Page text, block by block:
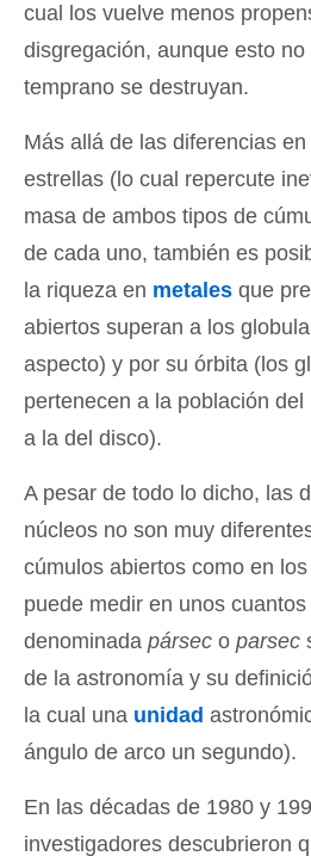
cual los vuelve menos
disgregación, aunque esto
temprano se destruyan.
Más allá de las diferencias
estrellas (lo cual repercute
masa de ambos tipos de
de cada uno, también es
la riqueza en metales que
abiertos superan a los
aspecto) y por su órbita (los
pertenecen a la población
a la del disco).
A pesar de todo lo dicho, las
núcleos no son muy
cúmulos abiertos como en
puede medir en unos
denominada pársec o parsec
de la astronomía y su
la cual una unidad
ángulo de arco un segundo).
En las décadas de 1980 y
investigadores descubrieron